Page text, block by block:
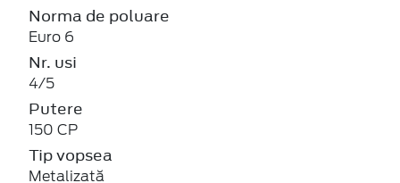
Norma de poluare
Euro 6
Nr. usi
4/5
Putere
150 CP
Tip vopsea
Metalizată